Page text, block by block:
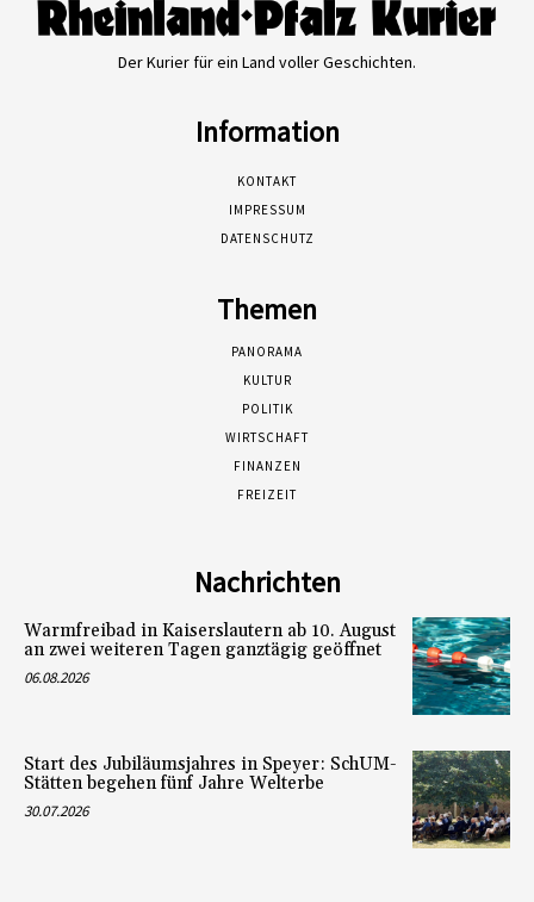
Der Kurier für ein Land voller Geschichten.
Information
KONTAKT
IMPRESSUM
DATENSCHUTZ
Themen
PANORAMA
KULTUR
POLITIK
WIRTSCHAFT
FINANZEN
FREIZEIT
Nachrichten
Warmfreibad in Kaiserslautern ab 10. August
an zwei weiteren Tagen ganztägig geöffnet
06.08.2026
Start des Jubiläumsjahres in Speyer: SchUM-
Stätten begehen fünf Jahre Welterbe
30.07.2026